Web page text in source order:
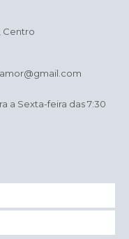
Centro
a Sexta-feira das 7:30